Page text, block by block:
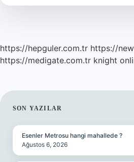
Yapar
https://hepguler.com.tr https://
https://medigate.com.tr knight
SIDEBAR
SON YAZILAR
Esenler Metrosu hangi mahallede ?
Ağustos 6, 2026